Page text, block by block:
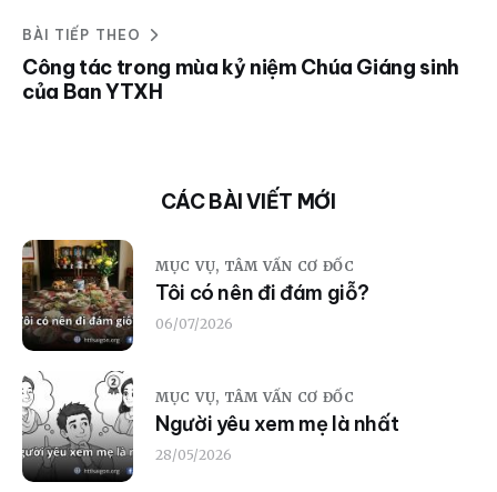
BÀI TIẾP THEO
Công tác trong mùa kỷ niệm Chúa Giáng sinh
của Ban YTXH
CÁC BÀI VIẾT MỚI
MỤC VỤ, TÂM VẤN CƠ ĐỐC
Tôi có nên đi đám giỗ?
06/07/2026
MỤC VỤ, TÂM VẤN CƠ ĐỐC
Người yêu xem mẹ là nhất
28/05/2026